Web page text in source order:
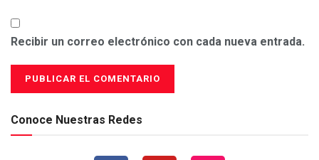
Recibir un correo electrónico con cada nueva entrada.
Conoce Nuestras Redes